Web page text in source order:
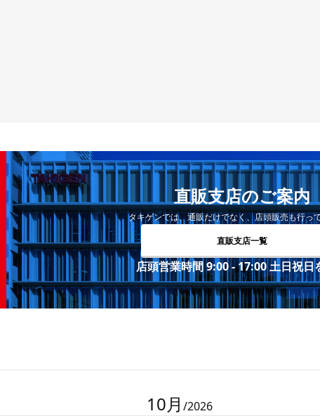
直販支店のご案内
タキゲンでは、通販だけでなく、店頭販売も行っ
直販支店一覧
店頭営業時間 9:00 - 17:00 土日祝日
10月 /2026